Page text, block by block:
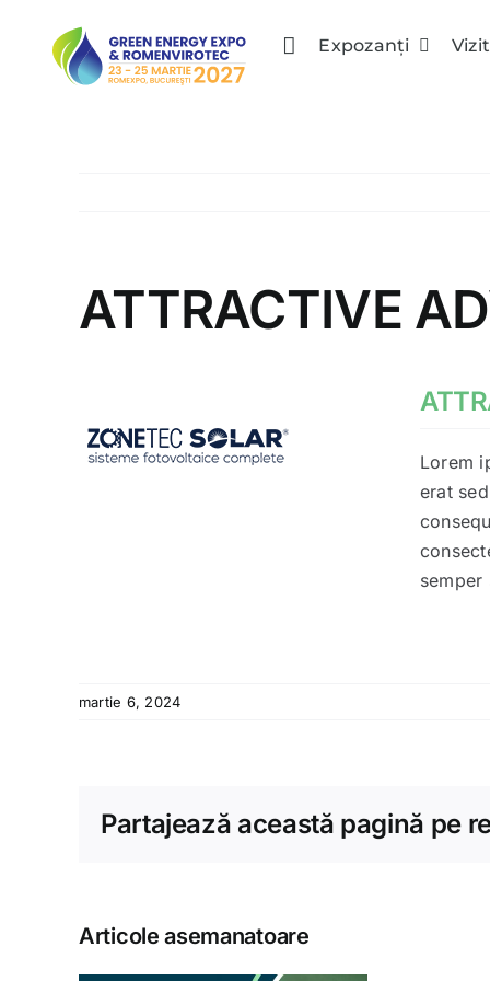
content
Expozanţi
ATTRACTIVE
Lorem
erat
semper
martie 6, 2024
Partajează această pagină pe
Articole asemanatoare